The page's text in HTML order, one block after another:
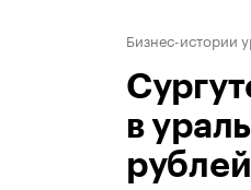
Бизнес-истории
в
рублей